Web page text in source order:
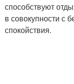
способствуют
в совокупности с
спокойствия.